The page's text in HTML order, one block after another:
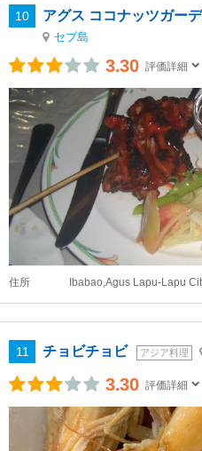
10 アグス ココナッツガー
セブ島
3.30 評価詳細
住所 Ibabao,Agus Lapu-Lapu
11 チョビチョビ アジア料理
3.30 評価詳細